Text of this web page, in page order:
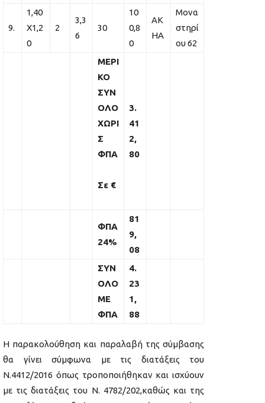
9.
1,40
Χ1,2
0
2
3,3
6
30
10
0,8
0
ΑΚ
ΗΑ
Μονα
στηρί
ου 62
ΜΕΡΙ
ΚΟ
ΣΥΝ
ΟΛΟ
ΧΩΡΙ
Σ
ΦΠΑ
Σε €
3.
41
2,
80
ΦΠΑ
24%
81
9,
08
ΣΥΝ
ΟΛΟ
ΜΕ
ΦΠΑ
4.
23
1,
88
Η παρακολούθηση και παραλαβή της σύμβασης
θα γίνει σύμφωνα με τις διατάξεις του
Ν.4412/2016 όπως τροποποιήθηκαν και ισχύουν
με τις διατάξεις του Ν. 4782/202,καθώς και της